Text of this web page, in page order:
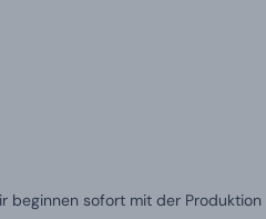
beginnen sofort mit der